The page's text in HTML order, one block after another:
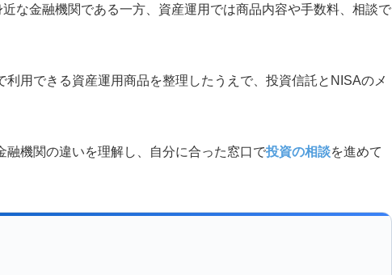
な金融機関である一方、資産運用では商品内容や手数料、相談で
用できる資産運用商品を整理したうえで、投資信託とNISAのメ
機関の違いを理解し、自分に合った窓口で投資の相談を進めて